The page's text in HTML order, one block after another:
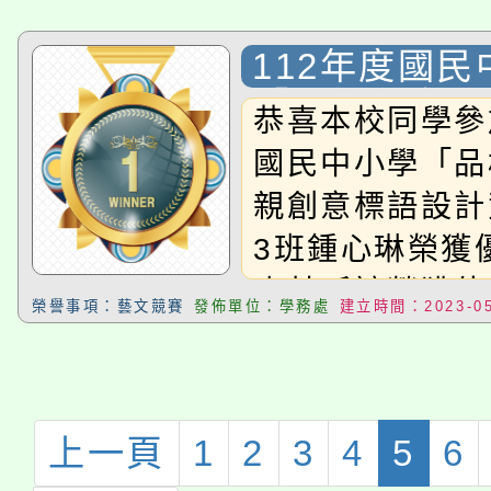
112年度國民
「品格教育-
語設計競賽」
恭喜本校同學
國民中小學「
親創意標語設
3班鍾心琳榮獲
班林昕諺榮獲
班吳珮華榮獲
榮譽事項：藝文競賽 發佈單位：學務處 建立時間：2023-
上一頁 1 2 3 4 5 6